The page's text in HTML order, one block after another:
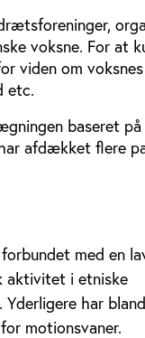
voksne. For at
viden om voksnes
etc.
baseret på
afdækket flere
med en
aktivitet i etniske
har
motionsvaner.